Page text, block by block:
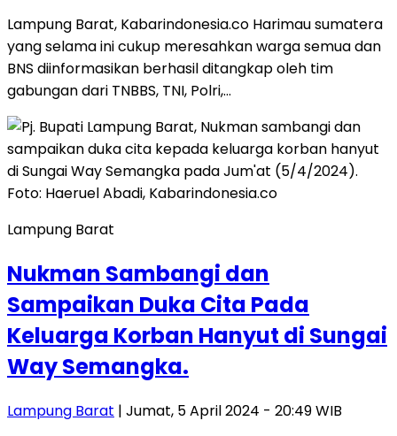
Lampung Barat, Kabarindonesia.co Harimau sumatera
yang selama ini cukup meresahkan warga semua dan
BNS diinformasikan berhasil ditangkap oleh tim
gabungan dari TNBBS, TNI, Polri,…
Lampung Barat
Nukman Sambangi dan
Sampaikan Duka Cita Pada
Keluarga Korban Hanyut di Sungai
Way Semangka.
Lampung Barat | Jumat, 5 April 2024 - 20:49 WIB